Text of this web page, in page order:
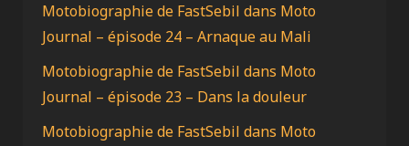
Motobiographie de FastSebil dans Moto
Journal – épisode 24 – Arnaque au Mali
Motobiographie de FastSebil dans Moto
Journal – épisode 23 – Dans la douleur
Motobiographie de FastSebil dans Moto